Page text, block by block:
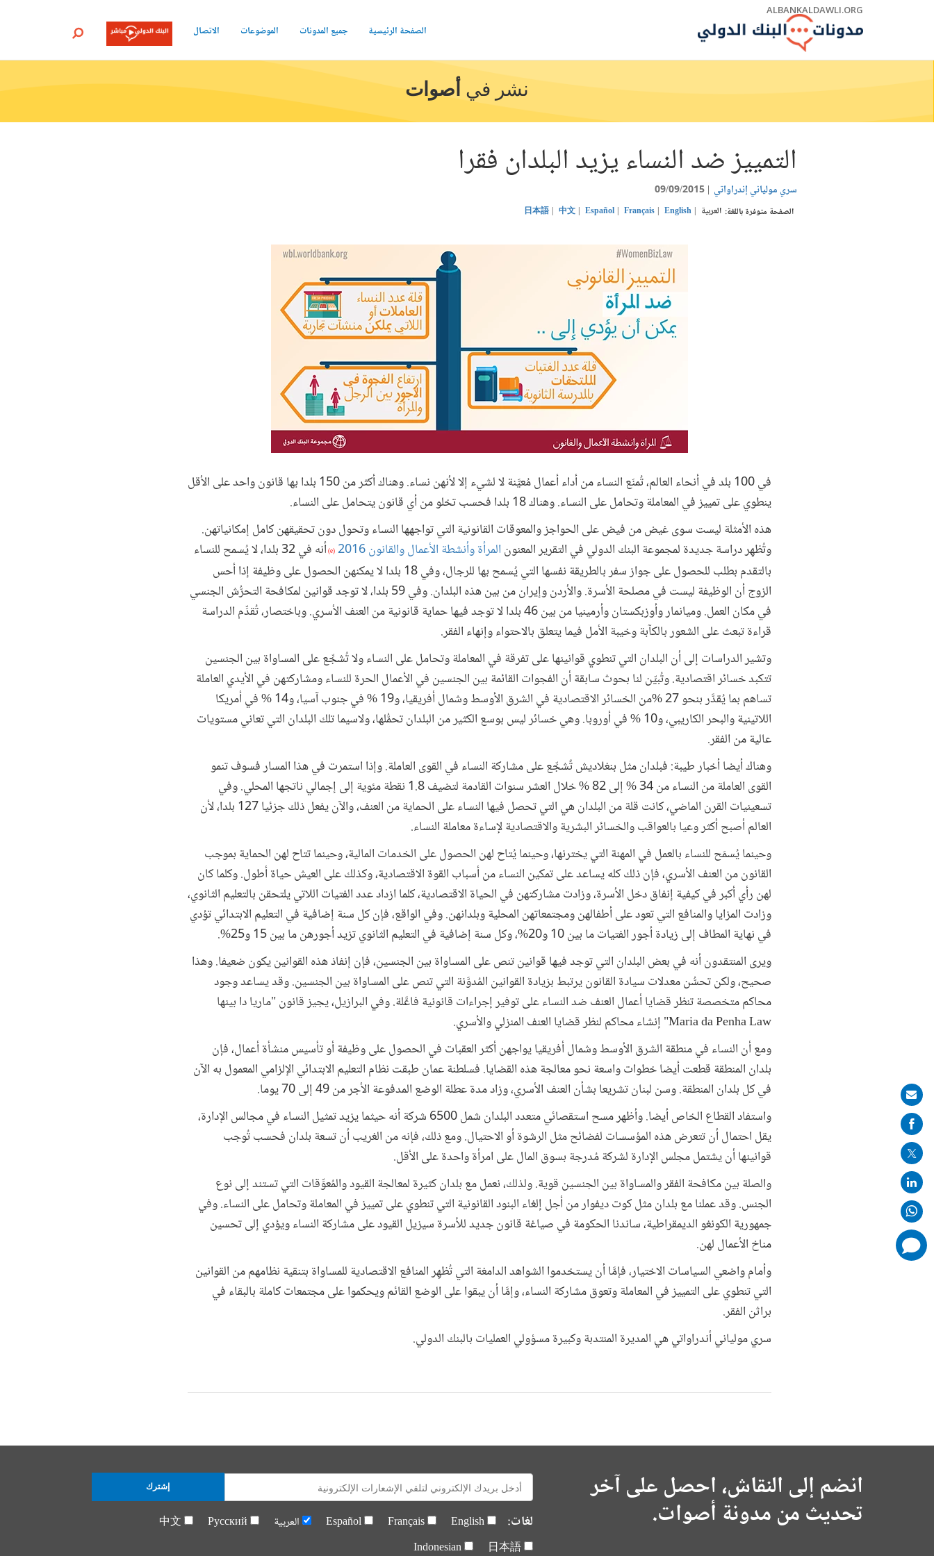
ALBANKALDAWLI.ORG
الصفحة الرئيسية جميع المدونات الموضوعات الاتصال بحث
نشر في أصوات
التمييز ضد النساء يزيد البلدان فقرا
سري مولياني إندراواتي 09/09/2015
الصفحة متوفرة باللغة: العربية English
Français
Español
中文
日本語
في 100 بلد في أنحاء العالم، تُمنَع النساء من أداء أعمال مُعيَّنة لا لشيء إلا لأنهن نساء. وهناك أكثر من 150 بلدا بها قانون واحد على الأقل
ينطوي على تمييز في المعاملة وتحامل على النساء. وهناك 18 بلدا فحسب تخلو من أي قانون يتحامل على النساء.
هذه الأمثلة ليست سوى غيض من فيض على الحواجز والمعوقات القانونية التي تواجهها النساء وتحول دون تحقيقهن كامل إمكانياتهن.
وتُظهِر دراسة جديدة لمجموعة البنك الدولي في التقرير المعنون المرأة وأنشطة الأعمال والقانون 2016 (e)
أنه في 32 بلدا، لا يُسمح للنساء
بالتقدم بطلب للحصول على جواز سفر بالطريقة نفسها التي يُسمح بها للرجال، وفي 18 بلدا لا يمكنهن الحصول على وظيفة إذا أحس
الزوج أن الوظيفة ليست في مصلحة الأسرة. والأردن وإيران من بين هذه البلدان. وفي 59 بلدا، لا توجد قوانين لمكافحة التحرُّش الجنسي
في مكان العمل. وميانمار وأوزبكستان وأرمينيا من بين 46 بلدا لا توجد فيها حماية قانونية من العنف الأسري. وباختصار، تُقدِّم الدراسة
قراءة تبعث على الشعور بالكآبة وخيبة الأمل فيما يتعلق بالاحتواء وإنهاء الفقر.
وتشير الدراسات إلى أن البلدان التي تنطوي قوانينها على تفرقة في المعاملة وتحامل على النساء ولا تُشجِّع على المساواة بين الجنسين
تتكبد خسائر اقتصادية. وتُبيِّن لنا بحوث سابقة أن الفجوات القائمة بين الجنسين في الأعمال الحرة للنساء ومشاركتهن في الأيدي العاملة
تساهم بما يُقدَّر بنحو 27 %من الخسائر الاقتصادية في الشرق الأوسط وشمال أفريقيا، و19 % في جنوب آسيا، و14 % في أمريكا
اللاتينية والبحر الكاريبي، و10 % في أوروبا. وهي خسائر ليس بوسع الكثير من البلدان تحمُّلها، ولاسيما تلك البلدان التي تعاني مستويات
عالية من الفقر.
وهناك أيضا أخبار طيبة: فبلدان مثل بنغلاديش تٌشجِّع على مشاركة النساء في القوى العاملة. وإذا استمرت في هذا المسار فسوف تنمو
القوى العاملة من النساء من 34 % إلى 82 % خلال العشر سنوات القادمة لتضيف 1.8 نقطة مئوية إلى إجمالي ناتجها المحلي. وفي
تسعينيات القرن الماضي، كانت قلة من البلدان هي التي تحصل فيها النساء على الحماية من العنف، والآن يفعل ذلك جزئيا 127 بلدا، لأن
العالم أصبح أكثر وعيا بالعواقب والخسائر البشرية والاقتصادية لإساءة معاملة النساء.
وحينما يُسمَح للنساء بالعمل في المهنة التي يخترنها، وحينما يُتاح لهن الحصول على الخدمات المالية، وحينما تتاح لهن الحماية بموجب
القانون من العنف الأسري، فإن ذلك كله يساعد على تمكين النساء من أسباب القوة الاقتصادية، وكذلك على العيش حياة أطول. وكلما كان
لهن رأي أكبر في كيفية إنفاق دخل الأسرة، وزادت مشاركتهن في الحياة الاقتصادية، كلما ازداد عدد الفتيات اللاتي يلتحقن بالتعليم الثانوي،
وزادت المزايا والمنافع التي تعود على أطفالهن ومجتمعاتهن المحلية وبلدانهن. وفي الواقع، فإن كل سنة إضافية في التعليم الابتدائي تؤدي
في نهاية المطاف إلى زيادة أجور الفتيات ما بين 10 و20%، وكل سنة إضافية في التعليم الثانوي تزيد أجورهن ما بين 15 و25%.
ويرى المنتقدون أنه في بعض البلدان التي توجد فيها قوانين تنص على المساواة بين الجنسين، فإن إنفاذ هذه القوانين يكون ضعيفا. وهذا
صحيح، ولكن تحسُّن معدلات سيادة القانون يرتبط بزيادة القوانين المُدوَّنة التي تنص على المساواة بين الجنسين. وقد يساعد وجود
محاكم متخصصة تنظر قضايا أعمال العنف ضد النساء على توفير إجراءات قانونية فاعَّلة. وفي البرازيل، يجيز قانون "ماريا دا بينها
Maria da Penha Law" إنشاء محاكم لنظر قضايا العنف المنزلي والأسري.
ومع أن النساء في منطقة الشرق الأوسط وشمال أفريقيا يواجهن أكثر العقبات في الحصول على وظيفة أو تأسيس منشأة أعمال، فإن
بلدان المنطقة قطعت أيضا خطوات واسعة نحو معالجة هذه القضايا. فسلطنة عمان طبقت نظام التعليم الابتدائي الإلزامي المعمول به الآن
في كل بلدان المنطقة. وسن لبنان تشريعا بشأن العنف الأسري، وزاد مدة عطلة الوضع المدفوعة الأجر من 49 إلى 70 يوما.
واستفاد القطاع الخاص أيضا. وأظهر مسح استقصائي متعدد البلدان شمل 6500 شركة أنه حيثما يزيد تمثيل النساء في مجالس الإدارة،
يقل احتمال أن تتعرض هذه المؤسسات لفضائح مثل الرشوة أو الاحتيال. ومع ذلك، فإنه من الغريب أن تسعة بلدان فحسب تُوجب
قوانينها أن يشتمل مجلس الإدارة لشركة مُدرجة بسوق المال على امرأة واحدة على الأقل.
والصلة بين مكافحة الفقر والمساواة بين الجنسين قوية. ولذلك، نعمل مع بلدان كثيرة لمعالجة القيود والمُعوِّقات التي تستند إلى نوع
الجنس. وقد عملنا مع بلدان مثل كوت ديفوار من أجل إلغاء البنود القانونية التي تنطوي على تمييز في المعاملة وتحامل على النساء. وفي
جمهورية الكونغو الديمقراطية، ساندنا الحكومة في صياغة قانون جديد للأسرة سيزيل القيود على مشاركة النساء ويؤدي إلى تحسين
مناخ الأعمال لهن.
وأمام واضعي السياسات الاختيار، فإمَّا أن يستخدموا الشواهد الدامغة التي تُظهِر المنافع الاقتصادية للمساواة بتنقية نظامهم من القوانين
التي تنطوي على التمييز في المعاملة وتعوق مشاركة النساء، وإمَّا أن يبقوا على الوضع القائم ويحكموا على مجتمعات كاملة بالبقاء في
براثن الفقر.
سري مولياني أندراواتي هي المديرة المنتدبة وكبيرة مسؤولي العمليات بالبنك الدولي.
انضم إلى النقاش، احصل على آخر
تحديث من مدونة أصوات.
E-
mail:
لغات: English
Français
Español العربية Русский
中文
日本語
Indonesian
إشترك
Share
on
mail
comments
added